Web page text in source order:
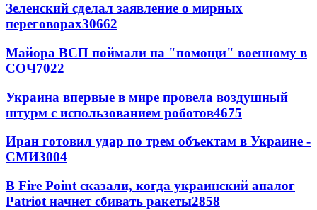
Зеленский сделал заявление о мирных
переговорах30662
Майора ВСП поймали на "помощи" военному в
СОЧ7022
Украина впервые в мире провела воздушный
штурм с использованием роботов4675
Иран готовил удар по трем объектам в Украине -
СМИ3004
В Fire Point сказали, когда украинский аналог
Patriot начнет сбивать ракеты2858